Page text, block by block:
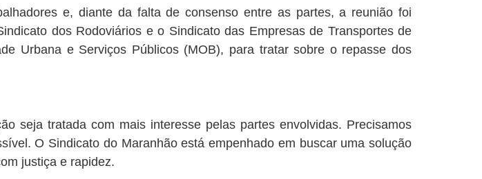
e, diante da falta de consenso entre as partes, a reunião foi
dos Rodoviários e o Sindicato das Empresas de Transportes de
Urbana e Serviços Públicos (MOB), para tratar sobre o repasse dos
seja tratada com mais interesse pelas partes envolvidas. Precisamos
O Sindicato do Maranhão está empenhado em buscar uma solução
justiça e rapidez.